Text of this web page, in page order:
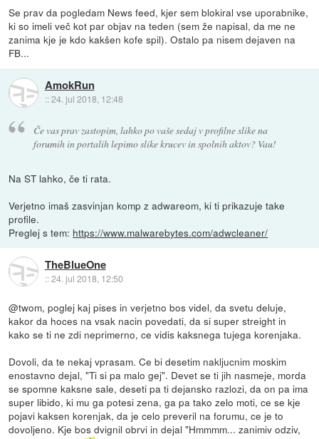
Se prav da pogledam News feed, kjer sem blokiral vse uporabnike,
ki so imeli več kot par objav na teden (sem že napisal, da me ne
zanima kje je kdo kakšen kofe spil). Ostalo pa nisem dejaven na
FB...
AmokRun
::24. jul 2018, 12:48
Če vas prav zastopim, lahko po vaše sedaj v profilne slike na
forumih in portalih lepimo slike krucev in spolnih aktov? Vau!
Na ST lahko, če ti rata.
Verjetno imaš zasvinjan komp z adwareom, ki ti prikazuje take
profile.
Preglej s tem: https://www.malwarebytes.com/adwcleaner/
TheBlueOne
::24. jul 2018, 12:50
@twom, poglej kaj pises in verjetno bos videl, da svetu deluje,
kakor da hoces na vsak nacin povedati, da si super streight in
kako se ti ne zdi neprimerno, ce vidis kaksnega tujega korenjaka.
Dovoli, da te nekaj vprasam. Ce bi desetim nakljucnim moskim
enostavno dejal, "Ti si pa malo gej". Devet se ti jih nasmeje, morda
se spomne kaksne sale, deseti pa ti dejansko razlozi, da on pa ima
super libido, ki mu ga potesi zena, ga pa tako zelo moti, ce se kje
pojavi kaksen korenjak, da je celo preveril na forumu, ce je to
dovoljeno. Kje bos dvignil obrvi in dejal "Hmmmm... zanimiv odziv,